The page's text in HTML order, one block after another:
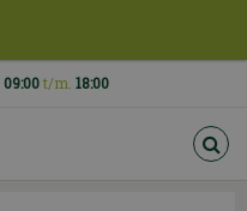
09:00t/m. 18:00